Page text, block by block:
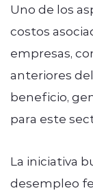
Uno de los
costos
empresas,
anteriores
beneficio,
para este
La iniciativa
desempleo